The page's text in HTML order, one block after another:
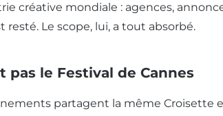
créative mondiale : agences,
resté. Le scope, lui, a tout absorbé.
pas le Festival de Cannes
partagent la même Croisette